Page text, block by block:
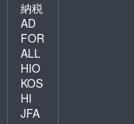
納税
AD
FOR
ALL
HIO
KOS
HI
JFA